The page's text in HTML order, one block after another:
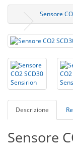
Sensore
Descrizione
Sensore